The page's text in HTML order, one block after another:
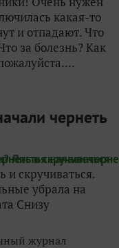
какая-то
и отпадают. Что
за болезнь? Как
чернеть
и скручиваться.
убрала на
Снизу
журнал